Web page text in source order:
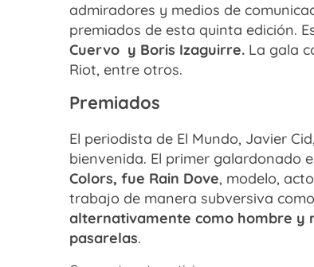
admiradores y medios de
premiados de esta quinta edición.
Cuervo y Boris Izaguirre. La gala
Riot, entre otros.
Premiados
El periodista de El Mundo, Javier
bienvenida. El primer galardonado
Colors, fue Rain Dove, modelo,
trabajo de manera subversiva
alternativamente como hombre y
pasarelas.